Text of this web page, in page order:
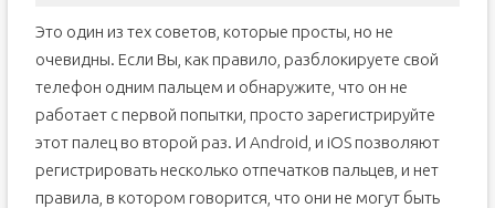
Это один из тех советов, которые просты, но не
очевидны. Если Вы, как правило, разблокируете свой
телефон одним пальцем и обнаружите, что он не
работает с первой попытки, просто зарегистрируйте
этот палец во второй раз. И Android, и iOS позволяют
регистрировать несколько отпечатков пальцев, и нет
правила, в котором говорится, что они не могут быть